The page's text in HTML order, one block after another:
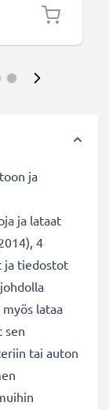
ja
ja lataat
4
ja tiedostot
lataa
sen
tai auton